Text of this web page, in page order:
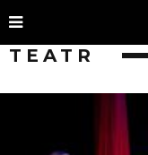
TEATR